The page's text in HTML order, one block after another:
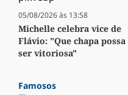
05/08/2026 às 13:58
Michelle celebra vice de
Flávio: "Que chapa possa
ser vitoriosa"
Famosos